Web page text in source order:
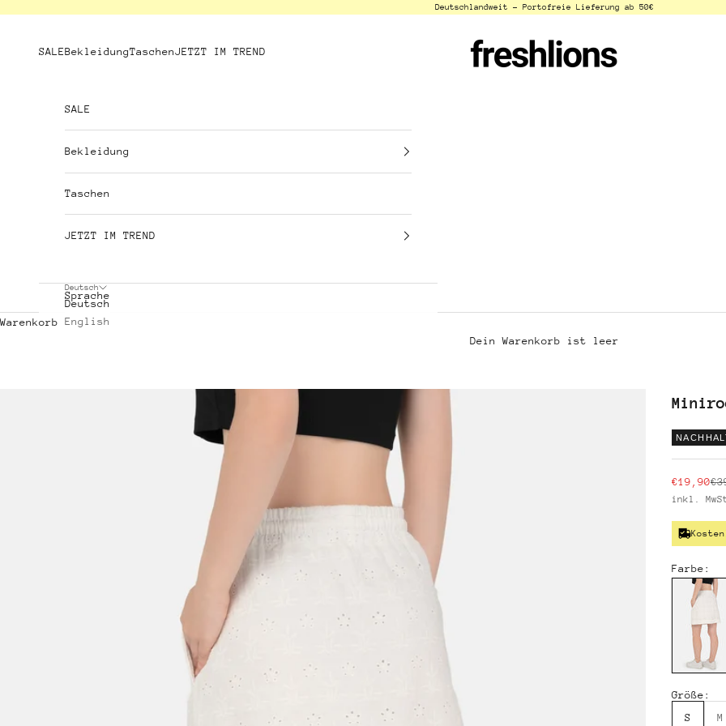
Deutschlandweit - Portofreie Lieferung ab 50€
freshlions
SALEBekleidungTaschenJETZT IM TREND
SALE
Bekleidung
Taschen
JETZT IM TREND
Deutsch
Sprache
Deutsch
English
Warenkorb
Dein Warenkorb ist leer
Angebot
€19,90
inkl.
Farbe:
Größe:
S
M